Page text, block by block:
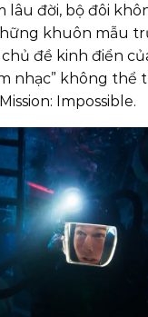
lâu đời, bộ đôi
khuôn mẫu
đề kinh điển
nhạc” không thể
Impossible.